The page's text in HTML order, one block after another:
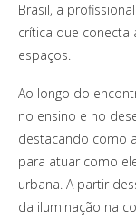
Brasil, a
crítica que
espaços.
Ao longo do
no ensino e no
destacando como
para atuar como
urbana. A partir
da iluminação na